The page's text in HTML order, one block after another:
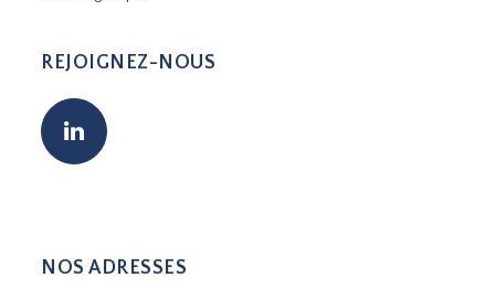
REJOIGNEZ-NOUS
NOS ADRESSES